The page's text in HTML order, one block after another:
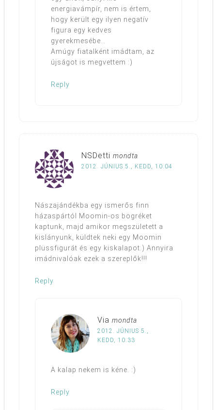
energiavámpír, nem is értem,
hogy került egy ilyen negatív
figura egy kedves
gyerekmesébe…
Amúgy fiatalként imádtam, az
újságot is megvettem :)
Reply
NSDetti mondta
2012. JÚNIUS 5., KEDD, 10:04
Nászajándékba egy ismerős finn
házaspártól Moomin-os bögréket
kaptunk, majd amikor megszületett a
kislányunk, küldtek neki egy Moomin
plüssfigurát és egy kiskalapot:) Annyira
imádnivalóak ezek a szereplők!!!
Reply
Via mondta
2012. JÚNIUS 5.,
KEDD, 10:33
A kalap nekem is kéne. :)
Reply